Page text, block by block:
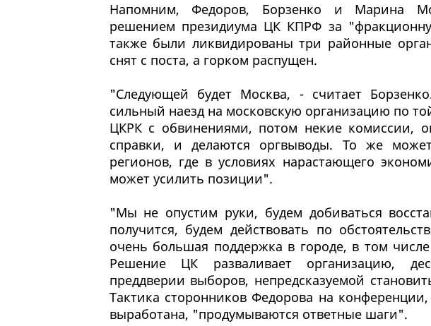
Напомним, Федоров, Борзенко и Марина
решением президиума ЦК КПРФ за
также были ликвидированы три районные
снят с поста, а горком распущен.
"Следующей будет Москва, - считает
сильный наезд на московскую организацию по
ЦКРК с обвинениями, потом некие комиссии,
справки, и делаются оргвыводы. То же
регионов, где в условиях нарастающего
может усилить позиции".
"Мы не опустим руки, будем добиваться
получится, будем действовать по
очень большая поддержка в городе, в том
Решение ЦК разваливает организацию,
преддверии выборов, непредсказуемой
Тактика сторонников Федорова на
выработана, "продумываются ответные шаги".